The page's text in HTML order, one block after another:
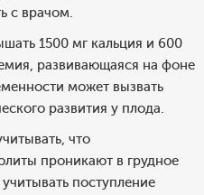
с врачом.
1500 мг кальция и 600
развивающаяся на фоне
может вызвать
развития у плода.
что
проникают в грудное
поступление